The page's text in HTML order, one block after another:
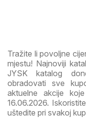
Tražite li povoljne
mjestu! Najnoviji
JYSK katalog
obradovati sve
aktuelne akcije
16.06.2026.
uštedite pri svakoj